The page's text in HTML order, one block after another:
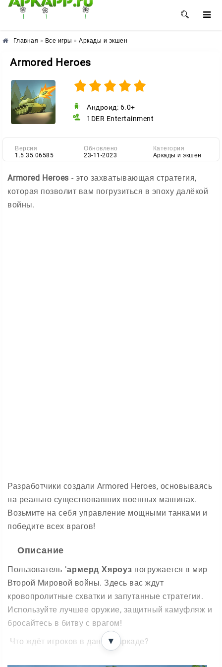
🌸 🌼 🌺
Главная » Все игры » Аркады и экшен
Armored Heroes
Андроид: 6.0+
1DER Entertainment
Версия
1.5.35.06585
Обновлено
23-11-2023
Категория
Аркады и экшен
Armored Heroes - это захватывающая стратегия,
которая позволит вам погрузиться в эпоху далёкой
войны.
Разработчики создали Armored Heroes, основываясь
на реально существовавших военных машинах.
Возьмите на себя управление мощными танками и
победите всех врагов!
Описание
Пользователь ˈармерд Хяроуз погружается в мир
Второй Мировой войны. Здесь вас ждут
кровопролитные схватки и запутанные стратегии.
Используйте лучшее оружие, защитный камуфляж и
бросайтесь в битву с врагом!
Что ждёт игроков в данной аркаде?
▼